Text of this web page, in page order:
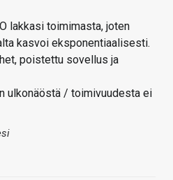
lakkasi toimimasta, joten
kasvoi eksponentiaalisesti.
poistettu sovellus ja
ulkonäöstä / toimivuudesta ei